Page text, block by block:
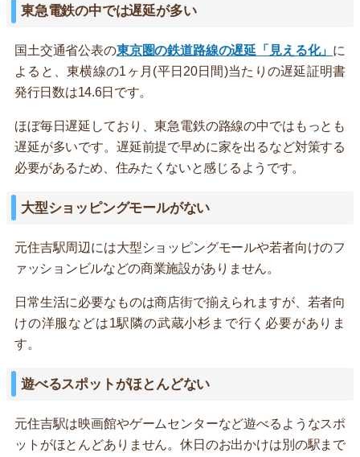
東急電鉄の中では遅延が多い
国土交通省公表の東京圏の鉄道路線の遅延「見える化」 に
よると、東横線の1ヶ月(平日20日間)当たりの遅延証明書
発行日数は14.6日です。
ほぼ毎日遅延しており、東急電鉄の路線の中ではもっとも
遅延が多いです。遅延前提で早めに家を出るなど対策する
必要があるため、住みたくないと感じるようです。
大型ショッピングモールがない
元住吉駅周辺には大型ショッピングモールや若者向けのフ
ァッションビルなどの商業施設がありません。
日常生活に必要なものは商店街で揃えられますが、若者向
けの洋服などは1駅隣の武蔵小杉まで行く必要がありま
す。
遊べるスポットがほとんどない
元住吉駅は映画館やゲームセンターなど遊べるようなスポ
ットがほとんどありません。休日のお出かけは別の駅まで